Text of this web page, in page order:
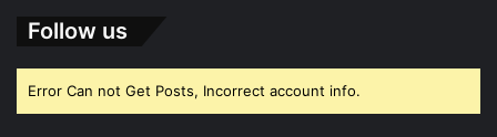
Follow us
Error Can not Get Posts, Incorrect account info.